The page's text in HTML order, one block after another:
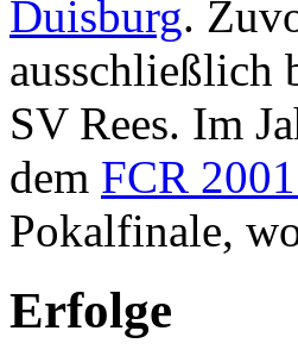
Duisburg.
ausschließlich
SV Rees. Im
dem FCR
Pokalfinale,
Erfolge